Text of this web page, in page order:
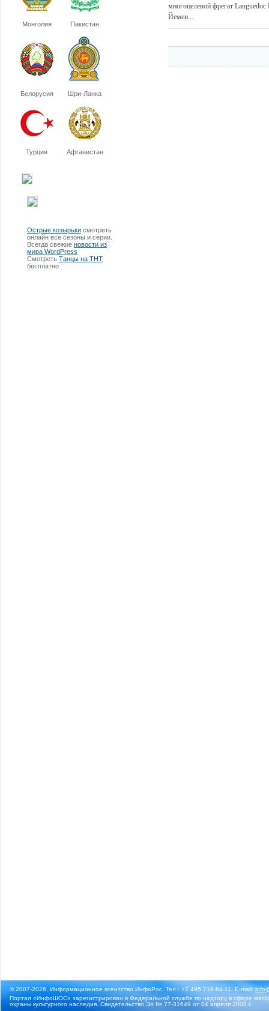
Монголия Пакистан
Белорусия Шри-Ланка
Турция Афганистан
Острые козырьки смотреть
онлайн все сезоны и серии.
Всегда свежие новости из
мира WordPress
Смотреть Танцы на ТНТ
бесплатно
многоцелевой фрегат
Йемен...
© 2007-2026, Информационное агентство ИнфоРос. Тел.: +7 495 718-84-11, E-mail:
Портал «ИнфоШОС» зарегистрирован в Федеральной службе по надзору в сфере
охраны культурного наследия. Свидетельство Эл № 77-31649 от 04 апреля 2008 г.